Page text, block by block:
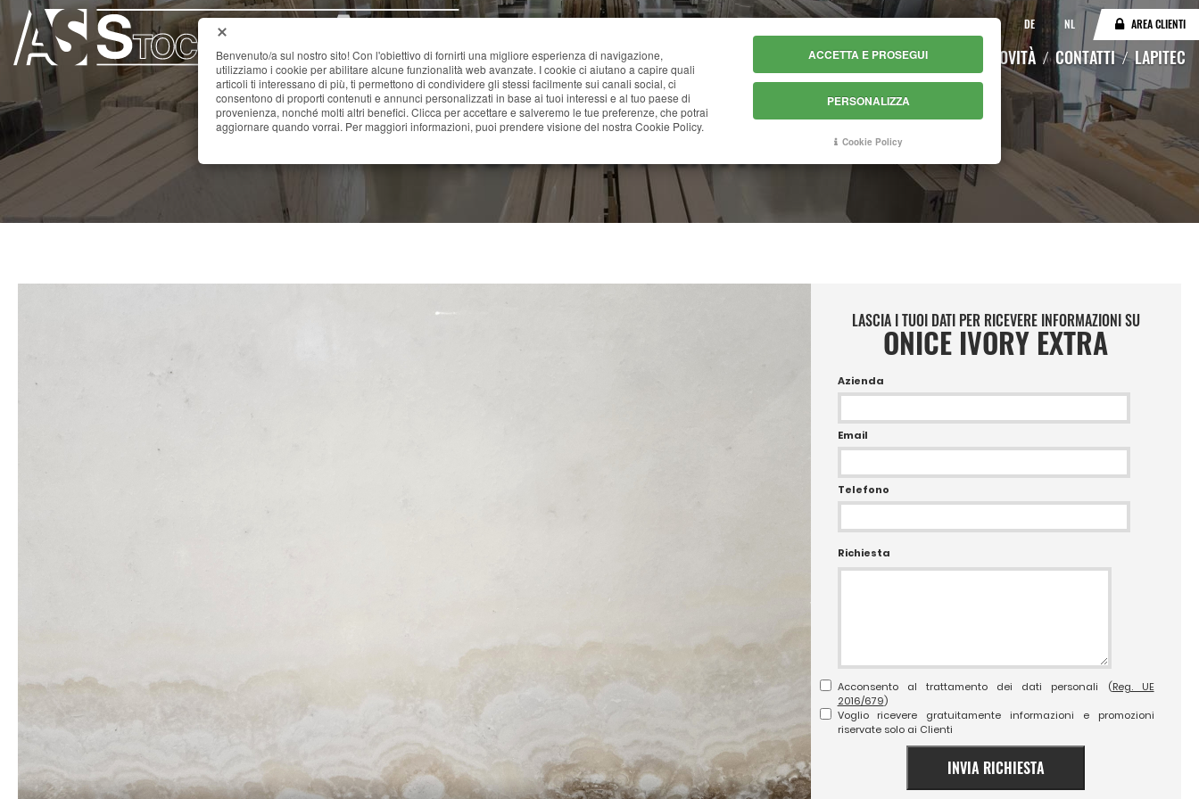
EN DE NL AREA CLIENTI
HOME CATALOGO MAGAZZINO ONLINE NOVITÀ CONTATTI LAPITEC
ONICE IVORY EXTRA
LASCIA I TUOI DATI PER RICEVERE INFORMAZIONI SU
ONICE IVORY EXTRA
Azienda
Email
Telefono
Richiesta
Acconsento al trattamento dei dati personali (Reg. UE
2016/679)
Voglio ricevere gratuitamente informazioni e promozioni
riservate solo ai Clienti
INVIA RICHIESTA
Benvenuto/a sul nostro sito! Con l'obiettivo di fornirti una migliore esperienza di navigazione,
utilizziamo i cookie per abilitare alcune funzionalità web avanzate. I cookie ci aiutano a capire quali
articoli ti interessano di più, ti permettono di condividere gli stessi facilmente sui canali social, ci
consentono di proporti contenuti e annunci personalizzati in base ai tuoi interessi e al tuo paese di
provenienza, nonché molti altri benefici. Clicca per accettare e salveremo le tue preferenze, che potrai
aggiornare quando vorrai. Per maggiori informazioni, puoi prendere visione del nostra Cookie Policy.
ACCETTA E PROSEGUI
PERSONALIZZA
Cookie Policy